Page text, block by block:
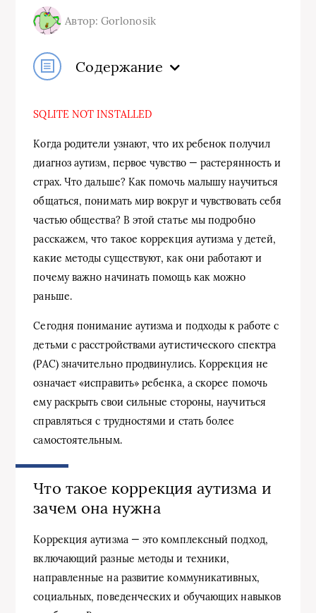
Автор: Gorlonosik
Содержание
SQLITE NOT INSTALLED
Когда родители узнают, что их ребенок получил
диагноз аутизм, первое чувство — растерянность и
страх. Что дальше? Как помочь малышу научиться
общаться, понимать мир вокруг и чувствовать себя
частью общества? В этой статье мы подробно
расскажем, что такое коррекция аутизма у детей,
какие методы существуют, как они работают и
почему важно начинать помощь как можно
раньше.
Сегодня понимание аутизма и подходы к работе с
детьми с расстройствами аутистического спектра
(РАС) значительно продвинулись. Коррекция не
означает «исправить» ребенка, а скорее помочь
ему раскрыть свои сильные стороны, научиться
справляться с трудностями и стать более
самостоятельным.
Что такое коррекция аутизма и
зачем она нужна
Коррекция аутизма — это комплексный подход,
включающий разные методы и техники,
направленные на развитие коммуникативных,
социальных, поведенческих и обучающих навыков